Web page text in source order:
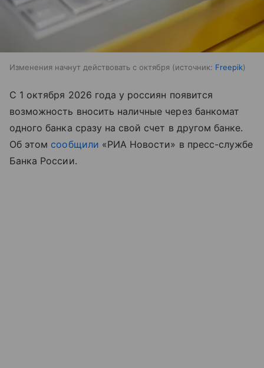
Изменения начнут действовать с октября источник: Freepik
С 1 октября 2026 года у россиян появится
возможность вносить наличные через банкомат
одного банка сразу на свой счет в другом банке.
Об этом сообщили «РИА Новости» в пресс-службе
Банка России.